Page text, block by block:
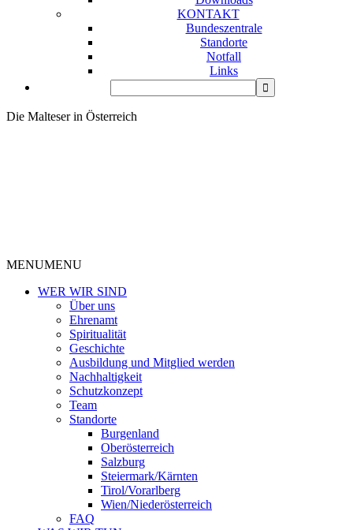
KONTAKT
Bundeszentrale
Standorte
Notfall
Links
Die Malteser in Österreich
MENUMENU
WER WIR SIND
Über uns
Ehrenamt
Spiritualität
Geschichte
Ausbildung und Mitglied werden
Nachhaltigkeit
Schutzkonzept
Team
Standorte
Burgenland
Oberösterreich
Salzburg
Steiermark/Kärnten
Tirol/Vorarlberg
Wien/Niederösterreich
FAQ